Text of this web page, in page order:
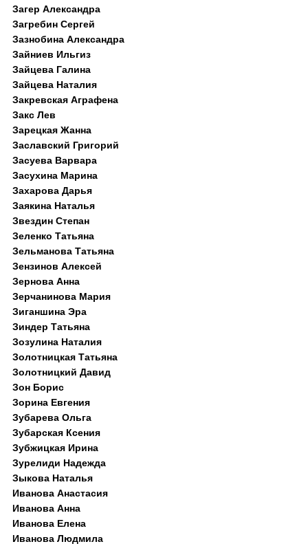
Загер Александра
Загребин Сергей
Зазнобина Александра
Зайниев Ильгиз
Зайцева Галина
Зайцева Наталия
Закревская Аграфена
Закс Лев
Зарецкая Жанна
Заславский Григорий
Засуева Варвара
Засухина Марина
Захарова Дарья
Заякина Наталья
Звездин Степан
Зеленко Татьяна
Зельманова Татьяна
Зензинов Алексей
Зернова Анна
Зерчанинова Мария
Зиганшина Эра
Зиндер Татьяна
Зозулина Наталия
Золотницкая Татьяна
Золотницкий Давид
Зон Борис
Зорина Евгения
Зубарева Ольга
Зубарская Ксения
Зубжицкая Ирина
Зурелиди Надежда
Зыкова Наталья
Иванова Анастасия
Иванова Анна
Иванова Елена
Иванова Людмила